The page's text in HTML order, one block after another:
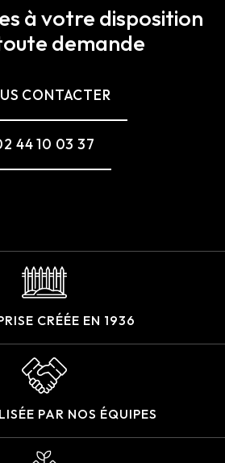
à votre disposition
demande
CONTACTER
44 10 03 37
CRÉÉE EN 1936
PAR NOS ÉQUIPES